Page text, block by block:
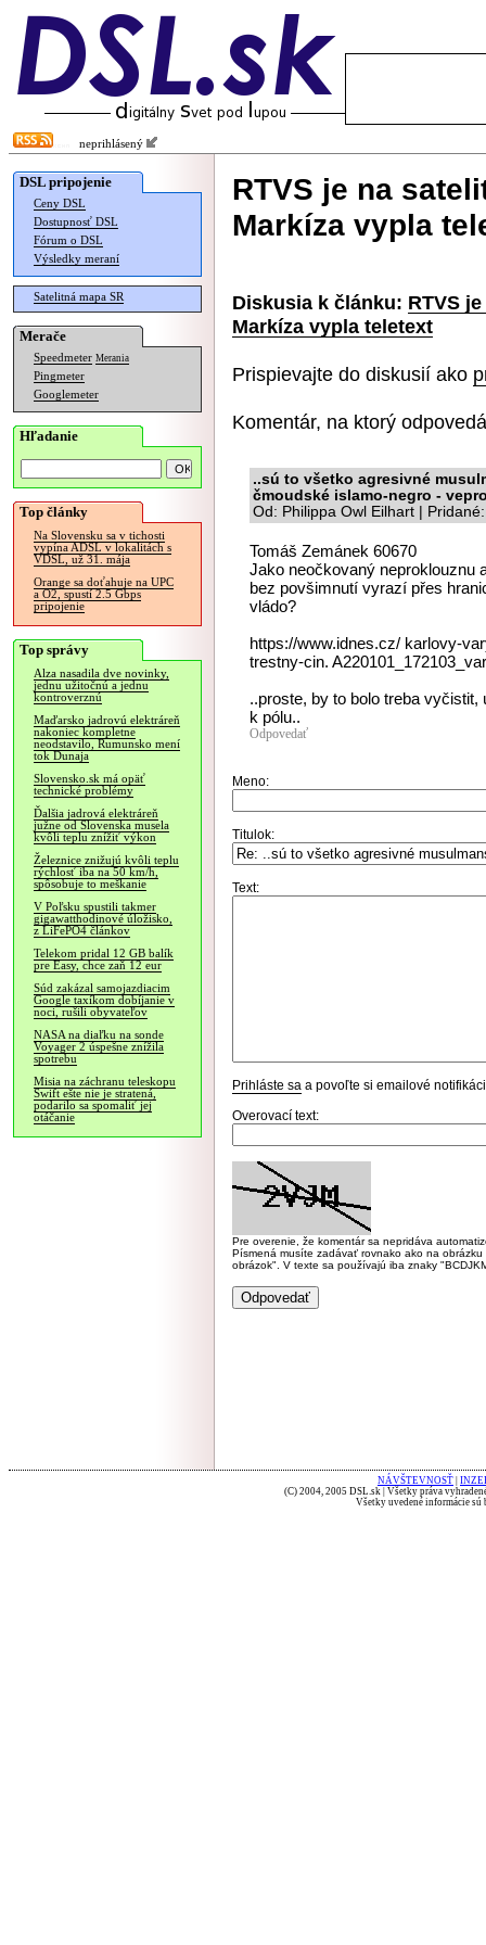
neprihlásený
DSL pripojenie
Ceny DSL
Dostupnosť DSL
Fórum o DSL
Výsledky meraní
Satelitná mapa SR
Merače
Speedmeter Merania
Pingmeter
Googlemeter
Hľadanie
Top články
Na Slovensku sa v tichosti
vypína ADSL v lokalitách s
VDSL, už 31. mája
Orange sa doťahuje na UPC
a O2, spustí 2.5 Gbps
pripojenie
Top správy
Alza nasadila dve novinky,
jednu užitočnú a jednu
kontroverznú
Maďarsko jadrovú elektráreň
nakoniec kompletne
neodstavilo, Rumunsko mení
tok Dunaja
Slovensko.sk má opäť
technické problémy
Ďalšia jadrová elektráreň
južne od Slovenska musela
kvôli teplu znížiť výkon
Železnice znižujú kvôli teplu
rýchlosť iba na 50 km/h,
spôsobuje to meškanie
V Poľsku spustili takmer
gigawatthodinové úložisko,
z LiFePO4 článkov
Telekom pridal 12 GB balík
pre Easy, chce zaň 12 eur
Súd zakázal samojazdiacim
Google taxíkom dobíjanie v
noci, rušili obyvateľov
NASA na diaľku na sonde
Voyager 2 úspešne znížila
spotrebu
Misia na záchranu teleskopu
Swift ešte nie je stratená,
podarilo sa spomaliť jej
otáčanie
RTVS je na
Markíza vypla
Diskusia k článku: RTVS
Markíza vypla teletext
Prispievajte do diskusií ako
Komentár, na ktorý
..sú to všetko agresivné
čmoudské islamo-negro -
Od: Philippa Owl Eilhart |
Tomáš Zemánek 60670
Jako neočkovaný neproklouznu
bez povšimnutí vyrazí přes
vládo?
https://www.idnes.cz/ karlovy-
trestny-cin.
..proste, by to bolo treba vyčistit,
k pólu..
Odpovedať
Meno:
Titulok:
Text:
Prihláste sa a povoľte si emailové
Overovací text:
Pre overenie, že komentár sa nepridáva
Písmená musíte zadávať rovnako ako na
obrázok". V texte sa používajú iba znaky
NÁVŠTEVNOSŤ
(C) 2004, 2005 DSL.sk | Všetky práva
Všetky uvedené informácie sú